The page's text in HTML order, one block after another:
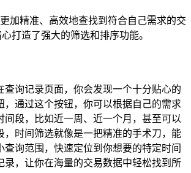
加精准、高效地查找到符合自己需求的交
打造了强大的筛选和排序功能。
查询记录页面，你会发现一个十分贴心的
，通过这个按钮，你可以根据自己的需求
间段，比如近一周、近一个月，甚至可以
，时间筛选就像是一把精准的手术刀，能
查询范围，快速定位到你想要的特定时间
录，让你在海量的交易数据中轻松找到所